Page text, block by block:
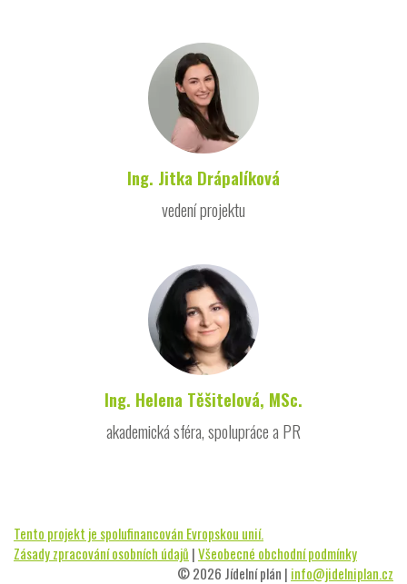
Ing. Jitka Drápalíková
vedení projektu
Ing. Helena Těšitelová, MSc.
akademická sféra, spolupráce a PR
Tento projekt je spolufinancován Evropskou unií.
Zásady zpracování osobních údajů |Všeobecné obchodní podmínky
© 2026 Jídelní plán | info@jidelniplan.cz